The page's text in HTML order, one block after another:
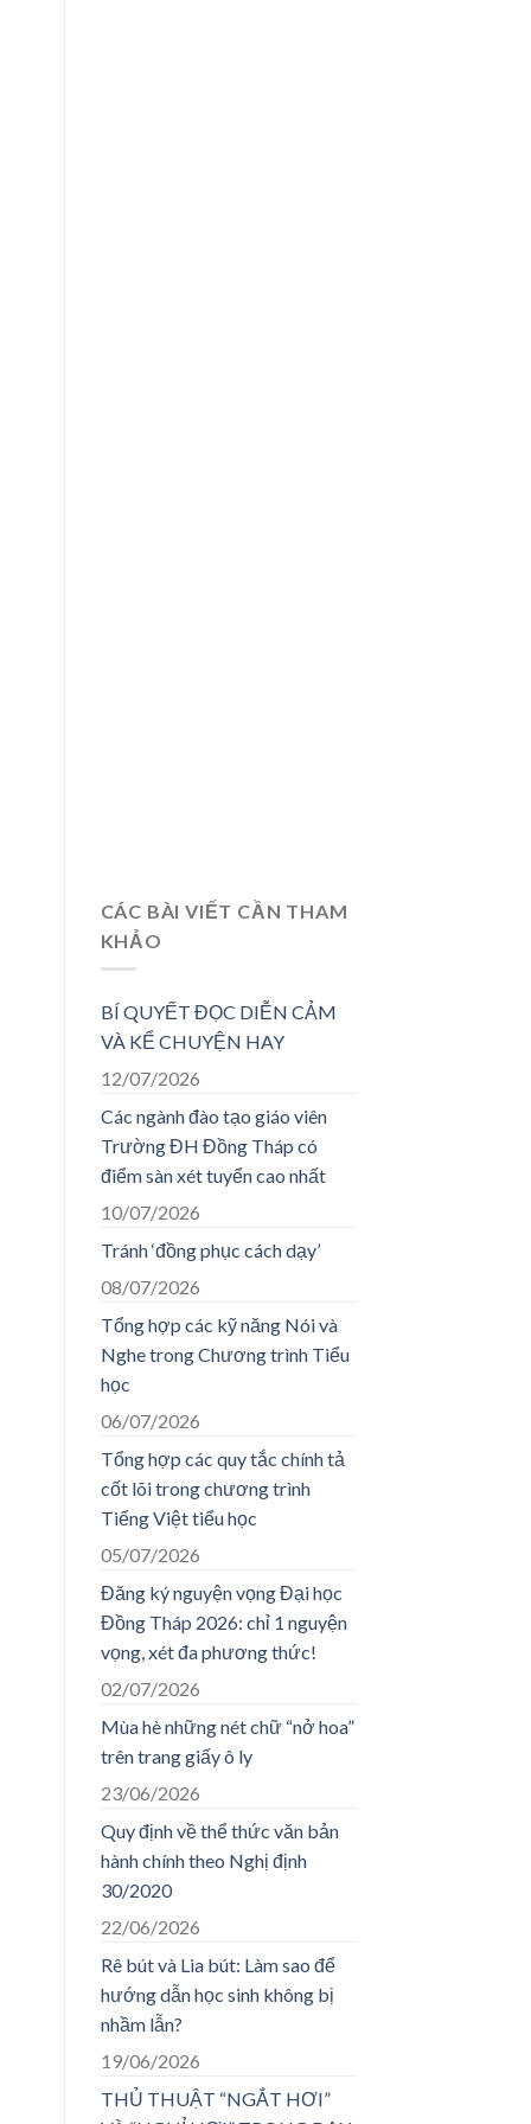
CÁC BÀI VIẾT CẦN THAM
KHẢO
BÍ QUYẾT ĐỌC DIỄN CẢM
VÀ KỂ CHUYỆN HAY
12/07/2026
Các ngành đào tạo giáo viên
Trường ĐH Đồng Tháp có
điểm sàn xét tuyển cao nhất
10/07/2026
Tránh ‘đồng phục cách dạy’
08/07/2026
Tổng hợp các kỹ năng Nói và
Nghe trong Chương trình Tiểu
học
06/07/2026
Tổng hợp các quy tắc chính tả
cốt lõi trong chương trình
Tiếng Việt tiểu học
05/07/2026
Đăng ký nguyện vọng Đại học
Đồng Tháp 2026: chỉ 1 nguyện
vọng, xét đa phương thức!
02/07/2026
Mùa hè những nét chữ “nở hoa”
trên trang giấy ô ly
23/06/2026
Quy định về thể thức văn bản
hành chính theo Nghị định
30/2020
22/06/2026
Rê bút và Lia bút: Làm sao để
hướng dẫn học sinh không bị
nhầm lẫn?
19/06/2026
THỦ THUẬT “NGẮT HƠI”